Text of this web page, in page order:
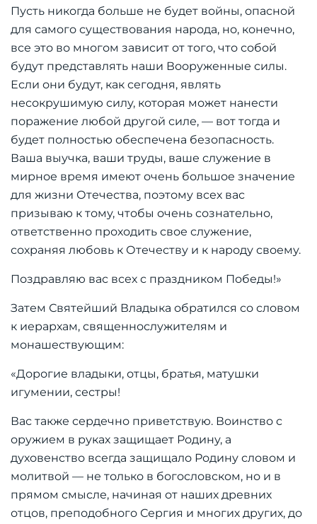
Пусть никогда больше не будет войны, опасной
для самого существования народа, но, конечно,
все это во многом зависит от того, что собой
будут представлять наши Вооруженные силы.
Если они будут, как сегодня, являть
несокрушимую силу, которая может нанести
поражение любой другой силе, — вот тогда и
будет полностью обеспечена безопасность.
Ваша выучка, ваши труды, ваше служение в
мирное время имеют очень большое значение
для жизни Отечества, поэтому всех вас
призываю к тому, чтобы очень сознательно,
ответственно проходить свое служение,
сохраняя любовь к Отечеству и к народу своему.
Поздравляю вас всех с праздником Победы!»
Затем Святейший Владыка обратился со словом
к иерархам, священнослужителям и
монашествующим:
«Дорогие владыки, отцы, братья, матушки
игумении, сестры!
Вас также сердечно приветствую. Воинство с
оружием в руках защищает Родину, а
духовенство всегда защищало Родину словом и
молитвой — не только в богословском, но и в
прямом смысле, начиная от наших древних
отцов, преподобного Сергия и многих других, до